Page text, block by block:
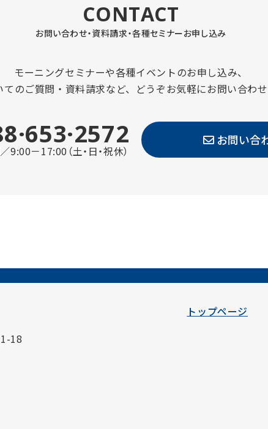
CONTACT
お問い合わせ・資料請求・各種セミナーお申し込み
モーニングセミナーや各種イベントのお申し込み、
てのご質問・資料請求など、どうぞお気軽にお問い合わ
9:00－17:00（土・日・祝休）
お問い合
18
トップページ